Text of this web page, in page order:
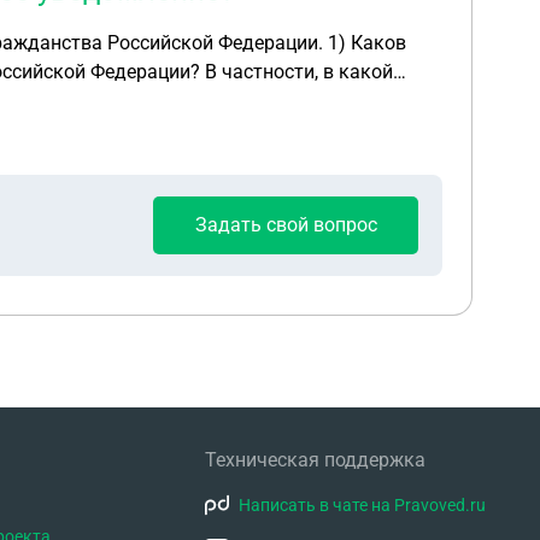
Российской Федерации. 1) Каков
Федерации? В частности, в какой
возможность предусмотрена, прошу
Задать свой вопрос
Техническая поддержка
Написать в чате на Pravoved.ru